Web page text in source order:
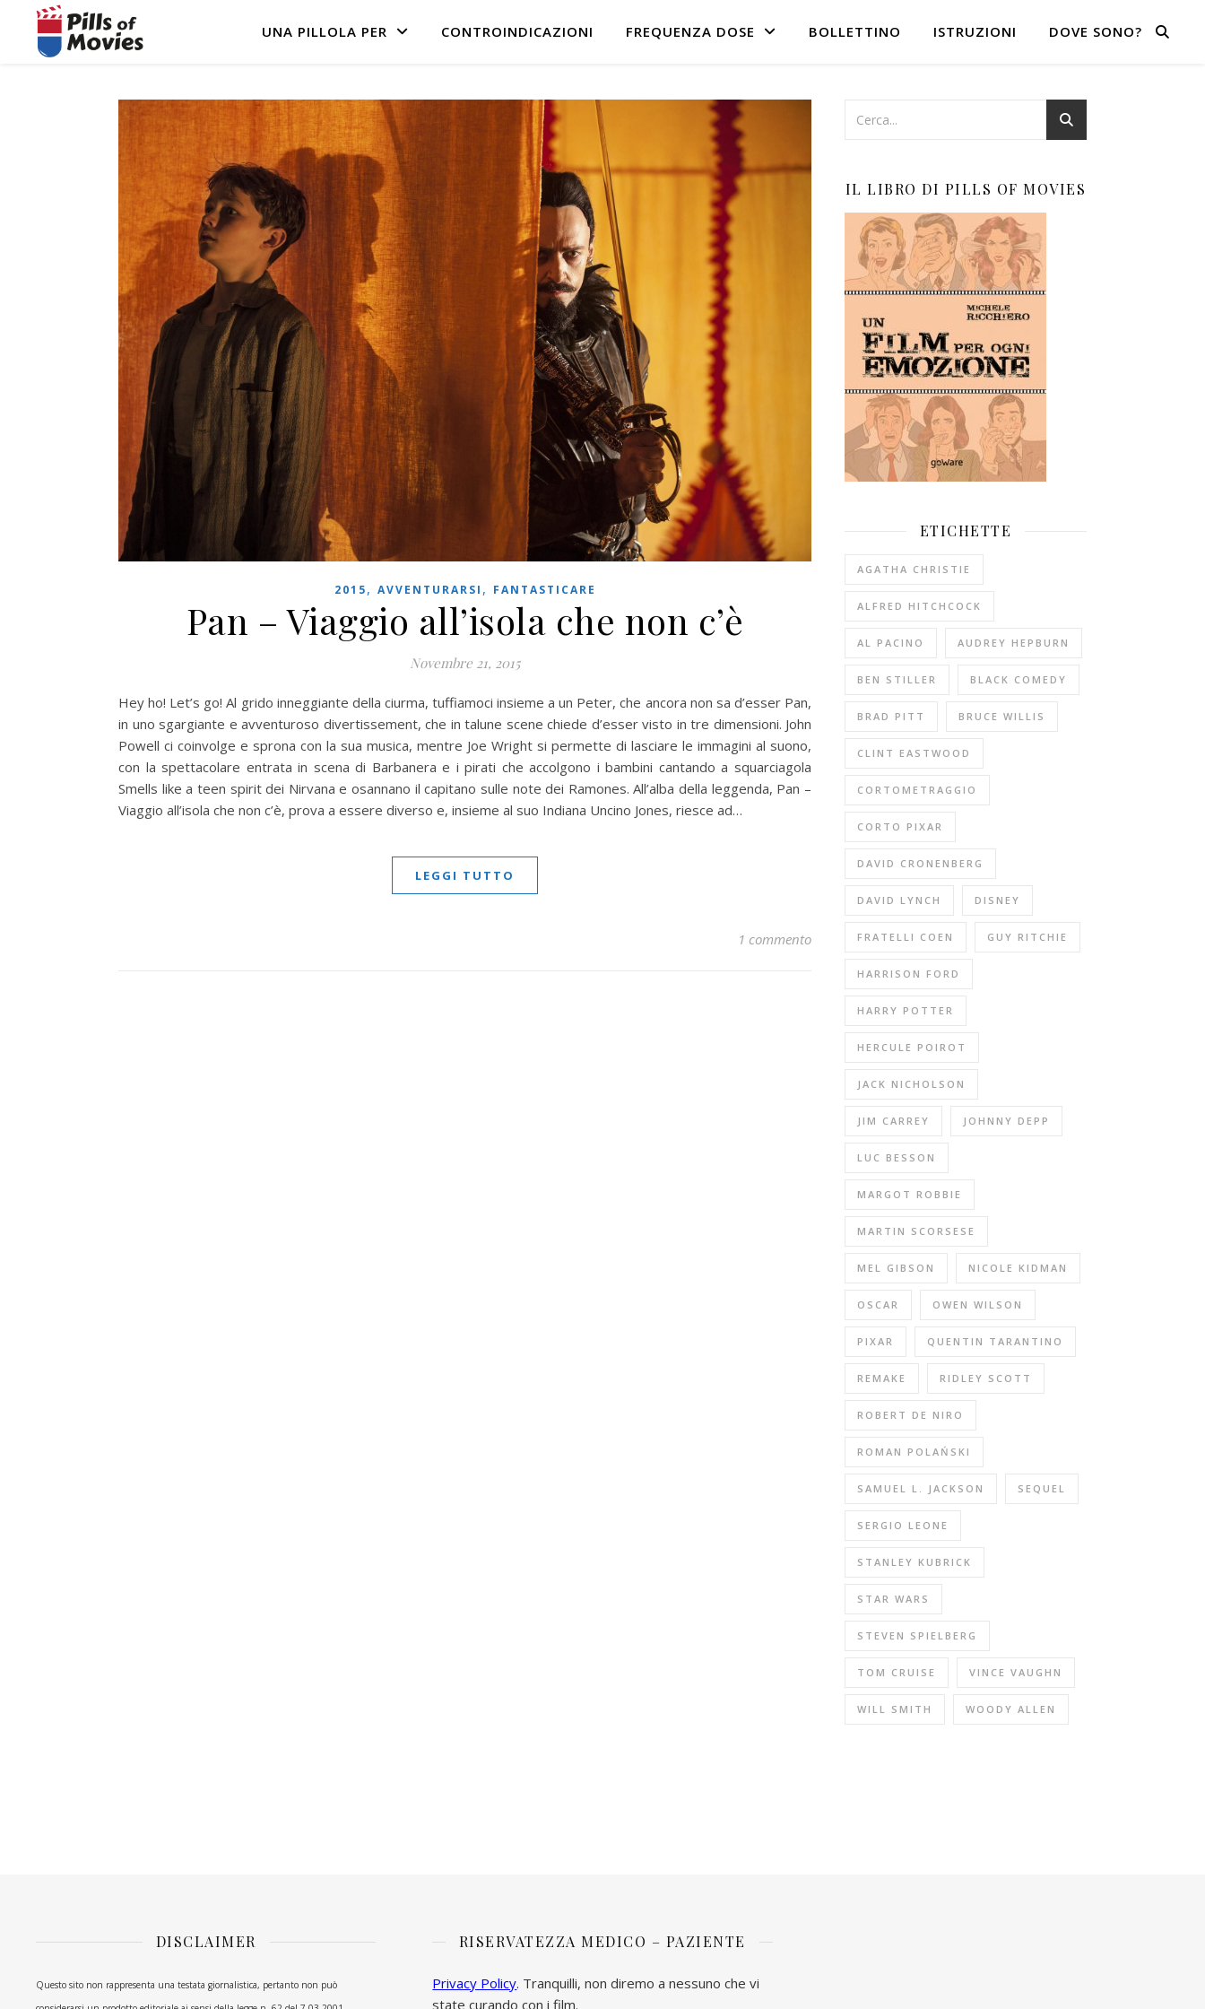
UNA PILLOLA PER CONTROINDICAZIONI FREQUENZA DOSE BOLLETTINO ISTRUZIONI DOVE SONO?
2015, AVVENTURARSI , FANTASTICARE
Pan – Viaggio all’isola che non c’è
Novembre 21, 2015
Hey ho! Let’s go! Al grido inneggiante della ciurma, tuffiamoci insieme a un Peter, che ancora non sa d’esser Pan,
in uno sgargiante e avventuroso divertissement, che in talune scene chiede d’esser visto in tre dimensioni. John
Powell ci coinvolge e sprona con la sua musica, mentre Joe Wright si permette di lasciare le immagini al suono,
con la spettacolare entrata in scena di Barbanera e i pirati che accolgono i bambini cantando a squarciagola
Smells like a teen spirit dei Nirvana e osannano il capitano sulle note dei Ramones. All’alba della leggenda, Pan –
Viaggio all’isola che non c’è, prova a essere diverso e, insieme al suo Indiana Uncino Jones, riesce ad…
LEGGI TUTTO
1 commento
IL LIBRO DI PILLS OF MOVIES
ETICHETTE
AGATHA CHRISTIE
ALFRED HITCHCOCK
AL PACINO AUDREY HEPBURN
BEN STILLER BLACK COMEDY
BRAD PITT BRUCE WILLIS
CLINT EASTWOOD
CORTOMETRAGGIO
CORTO PIXAR
DAVID CRONENBERG
DAVID LYNCH DISNEY
FRATELLI COEN GUY RITCHIE
HARRISON FORD
HARRY POTTER
HERCULE POIROT
JACK NICHOLSON
JIM CARREY JOHNNY DEPP
LUC BESSON
MARGOT ROBBIE
MARTIN SCORSESE
MEL GIBSON NICOLE KIDMAN
OSCAR OWEN WILSON
PIXAR QUENTIN TARANTINO
REMAKE RIDLEY SCOTT
ROBERT DE NIRO
ROMAN POLAŃSKI
SAMUEL L. JACKSON SEQUEL
SERGIO LEONE
STANLEY KUBRICK
STAR WARS
STEVEN SPIELBERG
TOM CRUISE VINCE VAUGHN
WILL SMITH WOODY ALLEN
DISCLAIMER
Questo sito non rappresenta una testata giornalistica, pertanto non può
RISERVATEZZA MEDICO – PAZIENTE
Privacy Policy. Tranquilli, non diremo a nessuno che vi
state curando con i film.